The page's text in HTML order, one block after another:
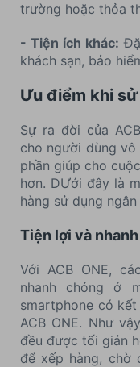
trường hoặc thỏa
- Tiện ích khác:
khách sạn, bảo
Ưu điểm khi sử
Sự ra đời của
cho người dùng
phần giúp cho
hơn. DƯới đây là
hàng sử dụng ngân
Tiện lợi và
Với ACB ONE,
nhanh chóng ở
smartphone có
ACB ONE. Như
đều được tối giản
để xếp hàng, chờ